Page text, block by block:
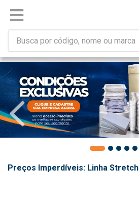
Preços Imperdíveis: Linha Stretch